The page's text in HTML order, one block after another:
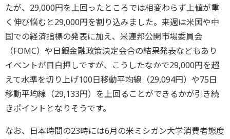
たが、29,000円を上回ったところでは相変わらず上値が重
く伸び悩むと29,000円を割り込みました。来週は米国や中
国での経済指標の発表に加え、米連邦公開市場委員会
（FOMC）や日銀金融政策決定会合の結果発表などもあり
イベントが目白押しですが、こうしたなかで29,000円を超
えて水準を切り上げ100日移動平均線（29,094円）や75日
移動平均線（29,133円）を上回ることができるかが引き続
きポイントとなりそうです。
なお、日本時間の23時には6月の米ミシガン大学消費者態度